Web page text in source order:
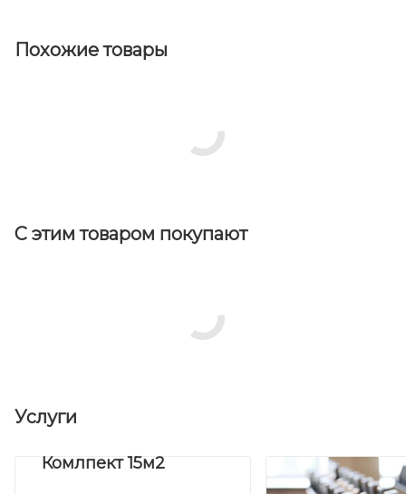
Похожие товары
С этим товаром покупают
Услуги
Комлпект 15м2